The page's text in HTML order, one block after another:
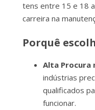
Contactos
tens entre 15 e 18
carreira na
Porquê
Alta Procura
indústrias
qualificados
funcionar.